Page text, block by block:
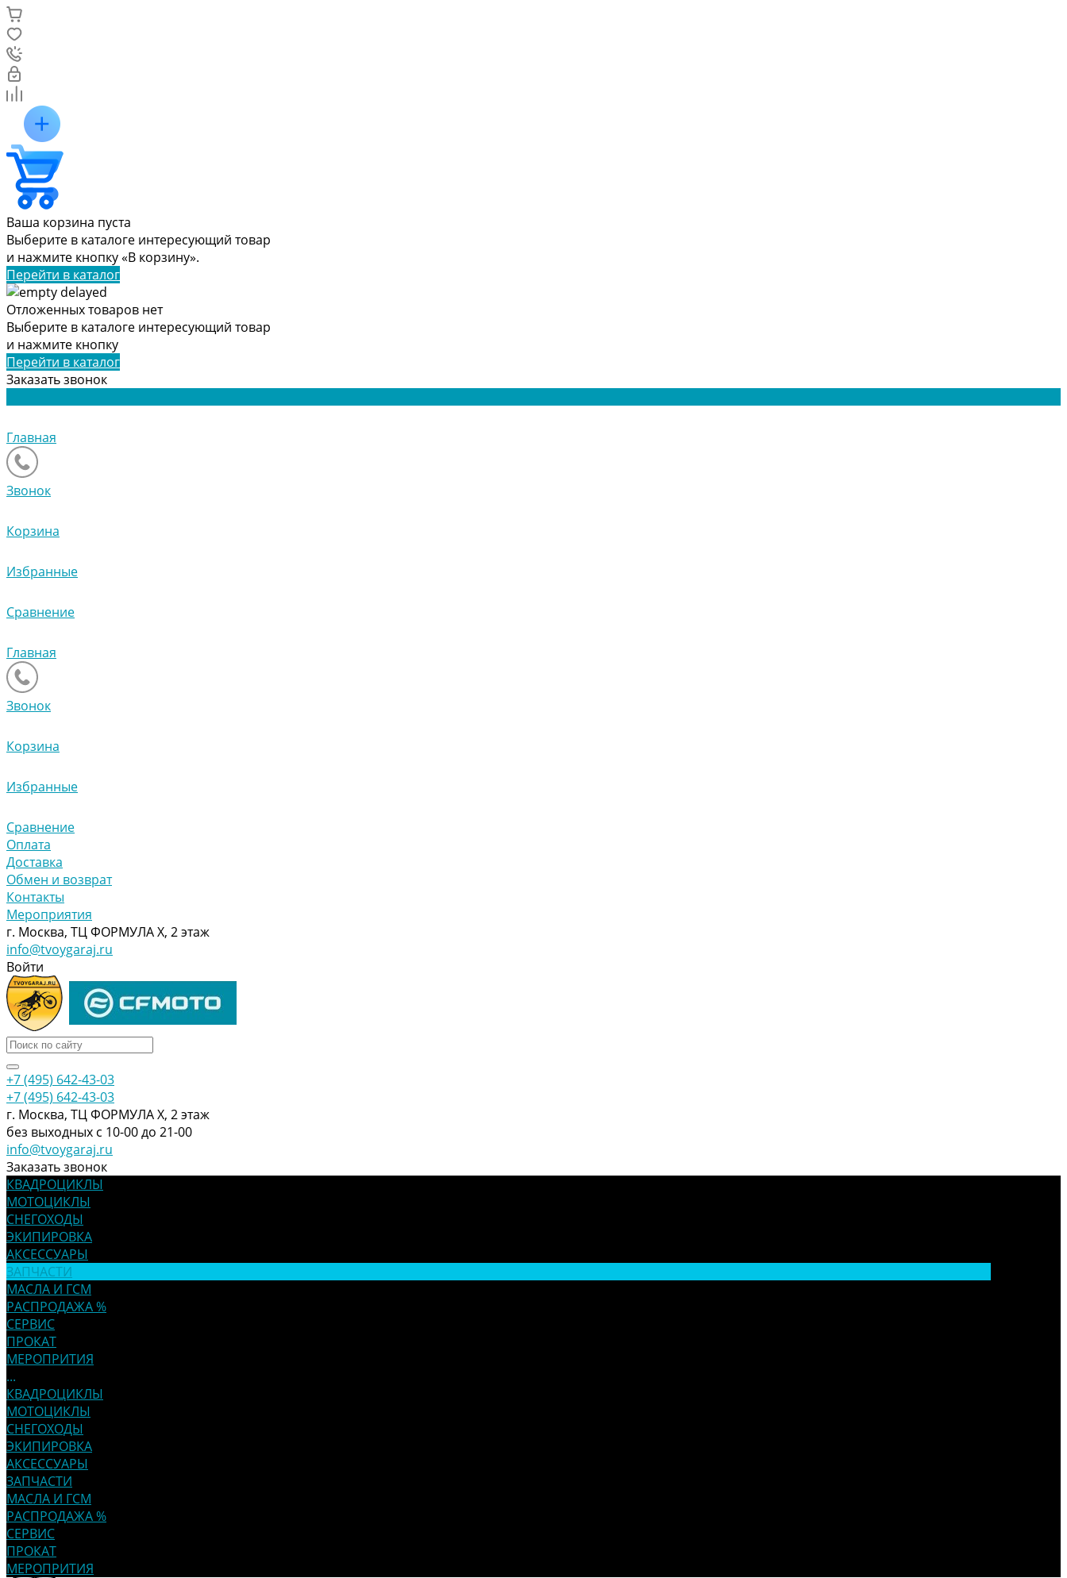
Ваша корзина пуста
Выберите в каталоге интересующий товар
и нажмите кнопку «В корзину».
Перейти в каталог
Отложенных товаров нет
Выберите в каталоге интересующий товар
и нажмите кнопку
Перейти в каталог
Заказать звонок
Главная
Звонок
Корзина
Избранные
Сравнение
Главная
Звонок
Корзина
Избранные
Сравнение
Оплата
Доставка
Обмен и возврат
Контакты
Мероприятия
г. Москва, ТЦ ФОРМУЛА Х, 2 этаж
info@tvoygaraj.ru
Войти
+7 (495) 642-43-03
+7 (495) 642-43-03
г. Москва, ТЦ ФОРМУЛА Х, 2 этаж
без выходных с 10-00 до 21-00
info@tvoygaraj.ru
Заказать звонок
КВАДРОЦИКЛЫ
МОТОЦИКЛЫ
СНЕГОХОДЫ
ЭКИПИРОВКА
АКСЕССУАРЫ
ЗАПЧАСТИ
МАСЛА И ГСМ
РАСПРОДАЖА %
СЕРВИС
ПРОКАТ
МЕРОПРИТИЯ
...
КВАДРОЦИКЛЫ
МОТОЦИКЛЫ
СНЕГОХОДЫ
ЭКИПИРОВКА
АКСЕССУАРЫ
ЗАПЧАСТИ
МАСЛА И ГСМ
РАСПРОДАЖА %
СЕРВИС
ПРОКАТ
МЕРОПРИТИЯ